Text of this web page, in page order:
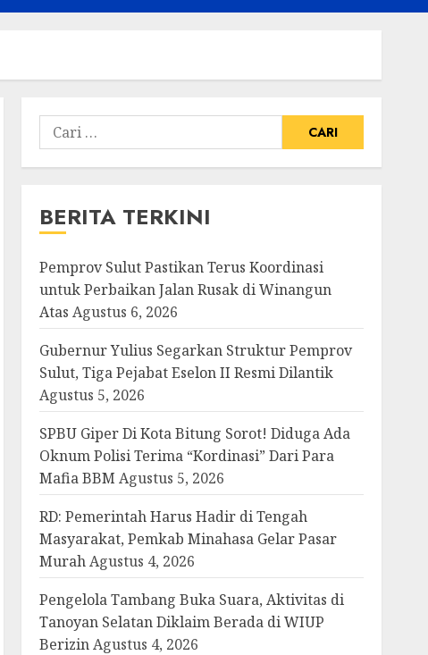
Cari
untuk:
BERITA TERKINI
Pemprov Sulut Pastikan Terus Koordinasi
untuk Perbaikan Jalan Rusak di Winangun
Atas Agustus 6, 2026
Gubernur Yulius Segarkan Struktur Pemprov
Sulut, Tiga Pejabat Eselon II Resmi Dilantik
Agustus 5, 2026
SPBU Giper Di Kota Bitung Sorot! Diduga Ada
Oknum Polisi Terima “Kordinasi” Dari Para
Mafia BBM Agustus 5, 2026
RD: Pemerintah Harus Hadir di Tengah
Masyarakat, Pemkab Minahasa Gelar Pasar
Murah Agustus 4, 2026
Pengelola Tambang Buka Suara, Aktivitas di
Tanoyan Selatan Diklaim Berada di WIUP
Berizin Agustus 4, 2026